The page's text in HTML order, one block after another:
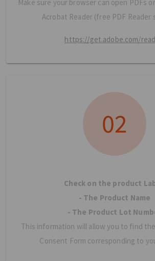
Make sure your browser can open PDFs
Acrobat Reader (free PDF Reader
https://get.adobe.com/
Check on the product
- The Product Name
- The Product Lot
This information will allow you to find
Consent Form corresponding to